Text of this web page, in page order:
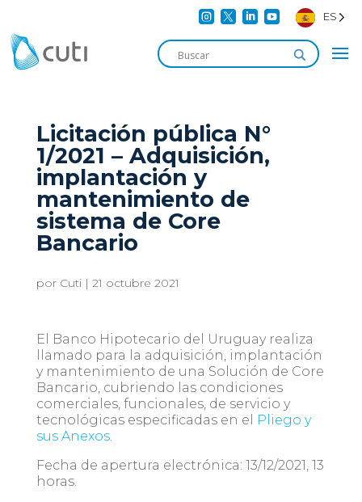
    ES
Licitación pública N°
1/2021 – Adquisición,
implantación y
mantenimiento de
sistema de Core
Bancario
por Cuti| 21 octubre 2021
El Banco Hipotecario del Uruguay realiza
llamado para la adquisición, implantación
y mantenimiento de una Solución de Core
Bancario, cubriendo las condiciones
comerciales, funcionales, de servicio y
tecnológicas especificadas en el
Pliego y
sus Anexos.
Fecha de apertura electrónica: 13/12/2021, 13
horas.